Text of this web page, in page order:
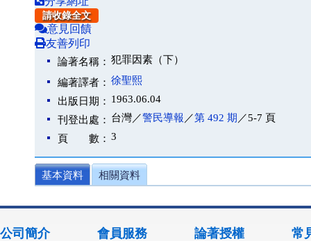
請收錄全文
意見回饋
友善列印
論著名稱： 犯罪因素（下）
編著譯者： 徐聖熙
出版日期： 1963.06.04
刊登出處： 台灣／警民導報 ／第 492 期 ／5-7 頁
頁 數： 3
基本資料 相關資料
公司簡介 會員服務 論著授權 常